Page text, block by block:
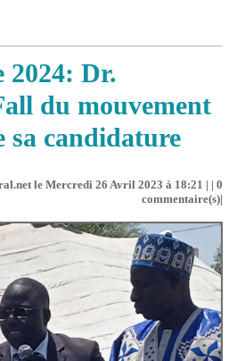
2024: Dr.
du mouvement
sa candidature
le Mercredi 26 Avril 2023 à 18:21 | | 0
commentaire(s)|